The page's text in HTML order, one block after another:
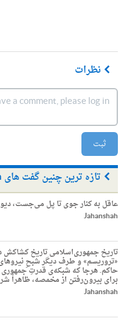
نظرات
ثبت
تازه ترین چنین گفت های Jahanshah
عاقل به کنار جوی تا پل می‌جست،
Jahanshah
تاریخ جمهوری‌اسلامی تاریخ
«تروریسم» و طرف دیگر شبحِ
حاکم. هرجا که شبکه‌ی قدرتِ جمهوری
برای بیرون‌رفتن از مخمصه، ظاهراً
Jahanshah